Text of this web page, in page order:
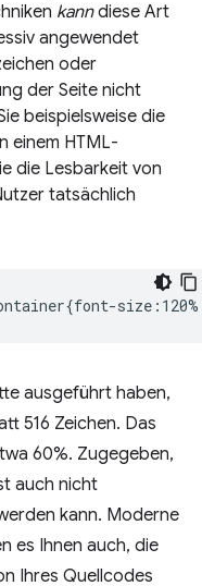
kanndiese Art
angewendet
oder
der Seite nicht
beispielsweise die
einem HTML-
die Lesbarkeit von
tatsächlich
ausgeführt haben,
516 Zeichen. Das
60%. Zugegeben,
auch nicht
kann. Moderne
es Ihnen auch, die
Ihres Quellcodes